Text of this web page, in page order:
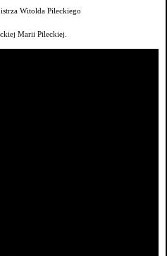
Witolda Pileckiego
Marii Pileckiej.